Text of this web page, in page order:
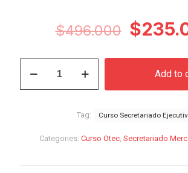
$496.000
was:
$
Secretariado
Add to
Categories: Curso Otec, Secretariado
Tag: Curso Secretariado